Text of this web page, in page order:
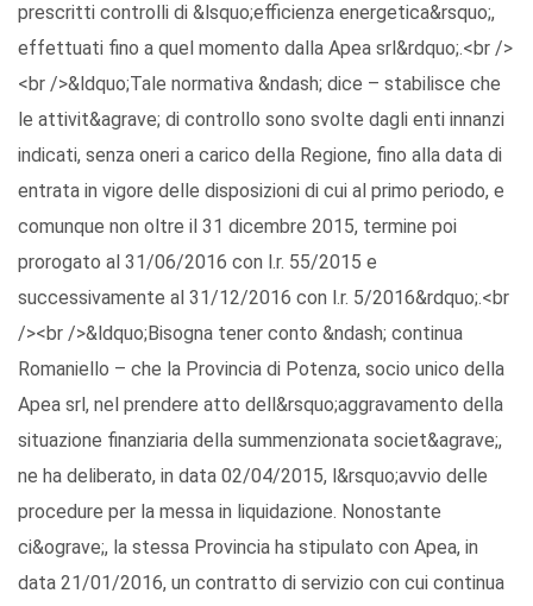
prescritti controlli di &lsquo;efficienza energetica&rsquo;,
effettuati fino a quel momento dalla Apea srl&rdquo;.<br />
<br />&ldquo;Tale normativa &ndash; dice – stabilisce che
le attivit&agrave; di controllo sono svolte dagli enti innanzi
indicati, senza oneri a carico della Regione, fino alla data di
entrata in vigore delle disposizioni di cui al primo periodo, e
comunque non oltre il 31 dicembre 2015, termine poi
prorogato al 31/06/2016 con l.r. 55/2015 e
successivamente al 31/12/2016 con l.r. 5/2016&rdquo;.<br
/><br />&ldquo;Bisogna tener conto &ndash; continua
Romaniello – che la Provincia di Potenza, socio unico della
Apea srl, nel prendere atto dell&rsquo;aggravamento della
situazione finanziaria della summenzionata societ&agrave;,
ne ha deliberato, in data 02/04/2015, l&rsquo;avvio delle
procedure per la messa in liquidazione. Nonostante
ci&ograve;, la stessa Provincia ha stipulato con Apea, in
data 21/01/2016, un contratto di servizio con cui continua